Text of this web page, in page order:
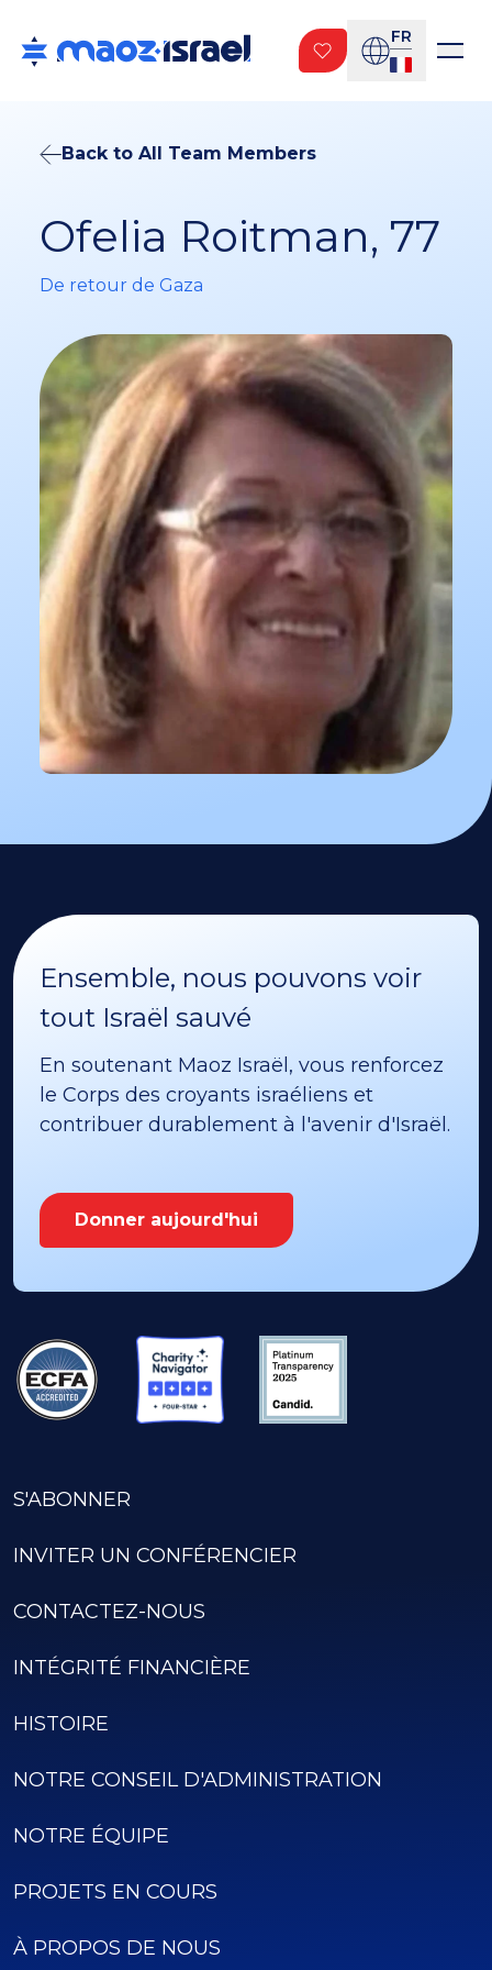
FR
Back to All Team Members
Ofelia Roitman, 77
De retour de Gaza
Ensemble, nous pouvons voir
tout Israël sauvé
En soutenant Maoz Israël, vous renforcez
le Corps des croyants israéliens et
contribuer durablement à l'avenir d'Israël.
Donner aujourd'hui
S'ABONNER
INVITER UN CONFÉRENCIER
CONTACTEZ-NOUS
INTÉGRITÉ FINANCIÈRE
HISTOIRE
NOTRE CONSEIL D'ADMINISTRATION
NOTRE ÉQUIPE
PROJETS EN COURS
À PROPOS DE NOUS